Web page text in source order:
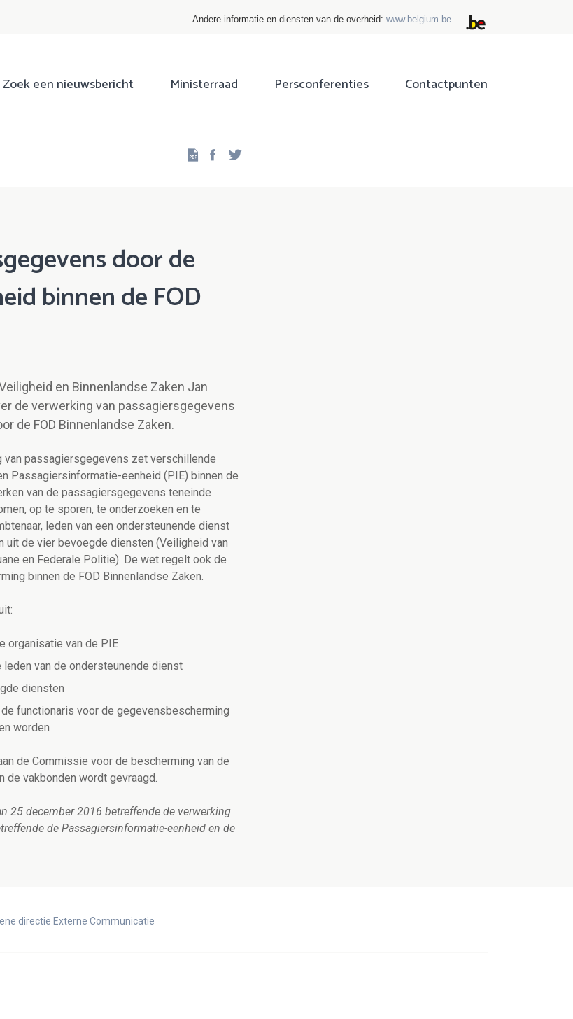
Andere informatie en diensten van de overheid: www.belgium.be
Zoek een nieuwsbericht Ministerraad Persconferenties Contactpunten
Facebook
door de
binnen de FOD
en Binnenlandse Zaken Jan
de verwerking van passagiersgegevens
de FOD Binnenlandse Zaken.
passagiersgegevens zet verschillende
Passagiersinformatie-eenheid (PIE) binnen de
van de passagiersgegevens teneinde
op te sporen, te onderzoeken en te
leden van een ondersteunende dienst
uit de vier bevoegde diensten (Veiligheid van
en Federale Politie). De wet regelt ook de
binnen de FOD Binnenlandse Zaken.
organisatie van de PIE
leden van de ondersteunende dienst
diensten
functionaris voor de gegevensbescherming
worden
de Commissie voor de bescherming van de
de vakbonden wordt gevraagd.
25 december 2016 betreffende de verwerking
de Passagiersinformatie-eenheid en de
directie Externe Communicatie